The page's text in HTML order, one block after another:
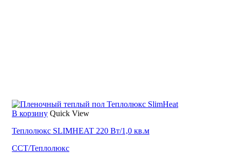
В корзину Quick View
Теплолюкс SLIMHEAT 220 Вт/1,0 кв.м
ССТ/Теплолюкс